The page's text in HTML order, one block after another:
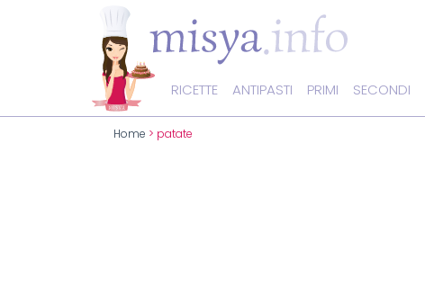
RICETTE ANTIPASTI PRIMI SECONDI
Home > patate